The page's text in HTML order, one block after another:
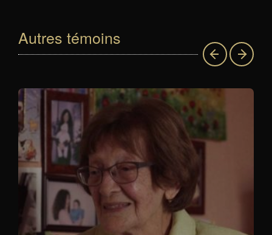
Autres témoins